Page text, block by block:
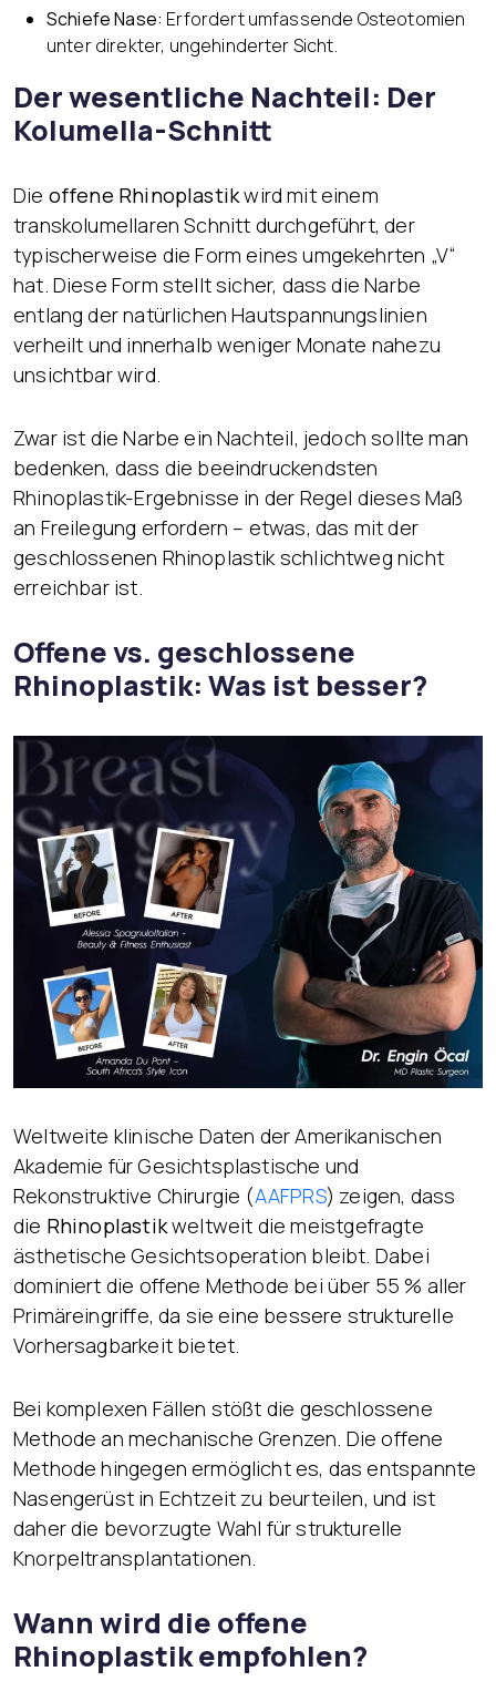
Schiefe Nase: Erfordert umfassende Osteotomien
unter direkter, ungehinderter Sicht.
Der wesentliche Nachteil: Der
Kolumella-Schnitt
Die offene Rhinoplastikwird mit einem
transkolumellaren Schnitt durchgeführt, der
typischerweise die Form eines umgekehrten „V“
hat. Diese Form stellt sicher, dass die Narbe
entlang der natürlichen Hautspannungslinien
verheilt und innerhalb weniger Monate nahezu
unsichtbar wird.
Zwar ist die Narbe ein Nachteil, jedoch sollte man
bedenken, dass die beeindruckendsten
Rhinoplastik-Ergebnisse in der Regel dieses Maß
an Freilegung erfordern – etwas, das mit der
geschlossenen Rhinoplastik schlichtweg nicht
erreichbar ist.
Offene vs. geschlossene
Rhinoplastik: Was ist besser?
Weltweite klinische Daten der Amerikanischen
Akademie für Gesichtsplastische und
Rekonstruktive Chirurgie (AAFPRS) zeigen, dass
die Rhinoplastikweltweit die meistgefragte
ästhetische Gesichtsoperation bleibt. Dabei
dominiert die offene Methode bei über 55 % aller
Primäreingriffe, da sie eine bessere strukturelle
Vorhersagbarkeit bietet.
Bei komplexen Fällen stößt die geschlossene
Methode an mechanische Grenzen. Die offene
Methode hingegen ermöglicht es, das entspannte
Nasengerüst in Echtzeit zu beurteilen, und ist
daher die bevorzugte Wahl für strukturelle
Knorpeltransplantationen.
Wann wird die offene
Rhinoplastik empfohlen?